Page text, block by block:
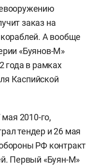
заказ на
А вообще
«Буянов-М»
года в рамках
Каспийской
2010-го,
тендер и 26 мая
РФ контракт
Первый «Буян-М»